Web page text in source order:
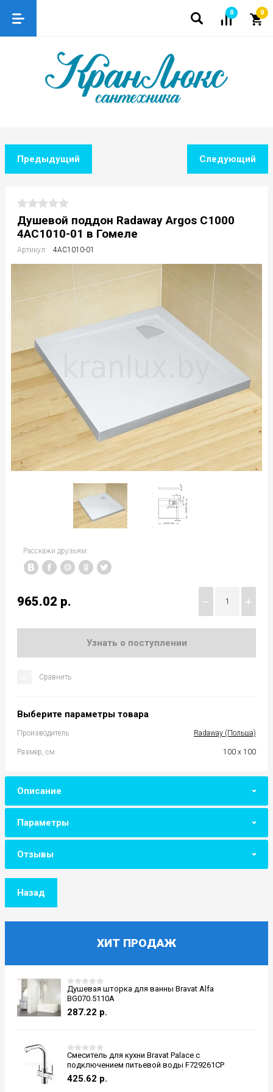
0 0
ХИТ ПРОДАЖ
Душевая шторка для ванны Bravat Alfa
BG070.5110A
287.22 р.
Смеситель для кухни Bravat Palace с
подключением питьевой воды F729261CP
425.62 р.
Предыдущий Следующий
Душевой поддон Radaway Argos C1000
4AC1010-01 в Гомеле
Артикул: 4AC1010-01
Расскажи друзьям:
965.02 р. − +
Узнать о поступлении
Сравнить
Выберите параметры товара
Производитель Radaway (Польша)
Размер, см 100 х 100
Описание
Параметры
Отзывы
Назад